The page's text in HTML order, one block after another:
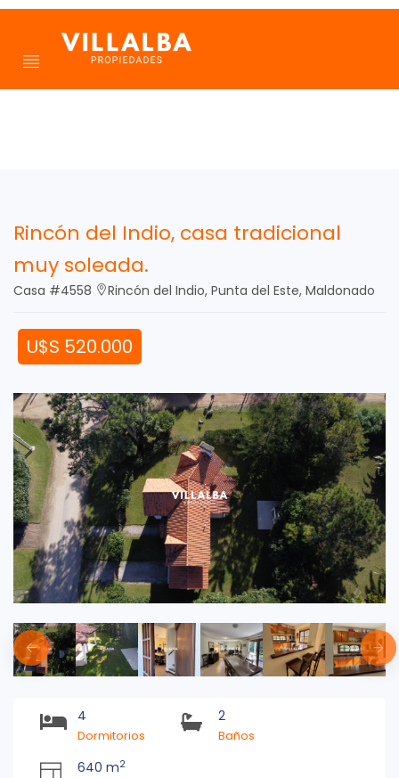
Rincón del Indio, casa tradicional
muy soleada.
Casa #4558 Rincón del Indio, Punta del Este, Maldonado
U$S 520.000
4
Dormitorios
2
Baños
640 m2